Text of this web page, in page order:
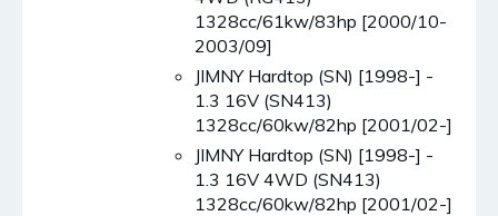
1328cc/61kw/83hp [2000/10-
2003/09]
JIMNY Hardtop (SN) [1998-] -
1.3 16V (SN413)
1328cc/60kw/82hp [2001/02-]
JIMNY Hardtop (SN) [1998-] -
1.3 16V 4WD (SN413)
1328cc/60kw/82hp [2001/02-]